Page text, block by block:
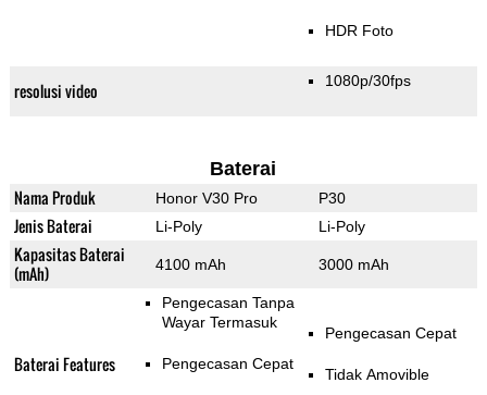
HDR Foto
resolusi video 1080p/30fps
Baterai
Nama Produk Honor V30 Pro P30
Jenis Baterai Li-Poly Li-Poly
Kapasitas Baterai
(mAh)
4100 mAh 3000 mAh
Baterai Features
Pengecasan Tanpa
Wayar Termasuk
Pengecasan Cepat
Pengecasan Cepat
Tidak Amovible